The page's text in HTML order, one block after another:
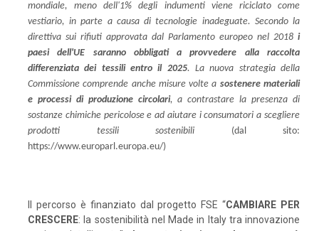
mondiale, meno dell'1% degli indumenti viene riciclato come
vestiario, in parte a causa di tecnologie inadeguate. Secondo la
direttiva sui rifiuti approvata dal Parlamento europeo nel 2018 i
paesi dell'UE saranno obbligati a provvedere alla raccolta
differenziata dei tessili entro il 2025. La nuova strategia della
Commissione comprende anche misure volte a sostenere materiali
e processi di produzione circolari, a contrastare la presenza di
sostanze chimiche pericolose e ad aiutare i consumatori a scegliere
prodotti tessili sostenibili (dal sito:
https://www.europarl.europa.eu/)
Il percorso è finanziato dal progetto FSE “CAMBIARE PER
CRESCERE: la sostenibilità nel Made in Italy tra innovazione